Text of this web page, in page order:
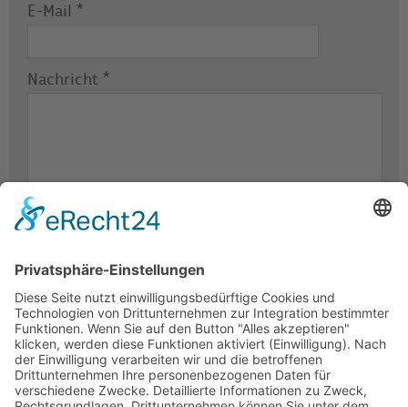
E-Mail *
Nachricht *
Wir benötigen Ihre Zustimmung, um den -Service zu
laden!Dieser Inhalt darf aufgrund von Trackern, die
Besuchern nicht offengelegt werden, nicht geladen
werden. Der Besitzer der Website muss diese mit seinem
CMP einrichten, um diesen Inhalt zur Liste der verwendeten
Technologien hinzuzufügen.